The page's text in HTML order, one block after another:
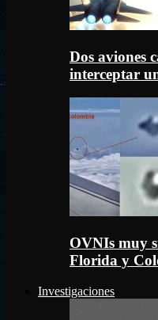
Dos aviones
interceptar
OVNIs muy
Florida y
Investigaciones